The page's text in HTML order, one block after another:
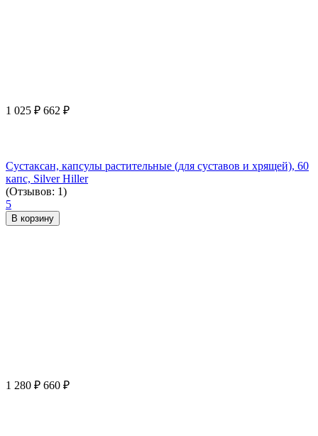
1 025 ₽ 662 ₽
Сустаксан, капсулы растительные (для суставов и хрящей), 60
капс, Silver Hiller
(Отзывов: 1)
5
В корзину
1 280 ₽ 660 ₽